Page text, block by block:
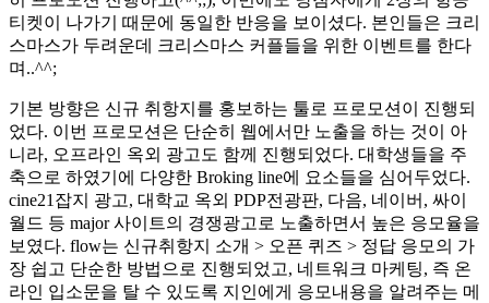
티켓이 나가기 때문에 동일한 반응을 보이셨다. 본인들은 크리
스마스가 두려운데 크리스마스 커플들을 위한 이벤트를 한다
며..^^;
기본 방향은 신규 취항지를 홍보하는 툴로 프로모션이 진행되
었다. 이번 프로모션은 단순히 웹에서만 노출을 하는 것이 아
니라, 오프라인 옥외 광고도 함께 진행되었다. 대학생들을 주
축으로 하였기에 다양한 Broking line에 요소들을 심어두었다.
cine21잡지 광고, 대학교 옥외 PDP전광판, 다음, 네이버, 싸이
월드 등 major 사이트의 경쟁광고로 노출하면서 높은 응모율을
보였다. flow는 신규취항지 소개 > 오픈 퀴즈 > 정답 응모의 가
장 쉽고 단순한 방법으로 진행되었고, 네트워크 마케팅, 즉 온
라인 입소문을 탈 수 있도록 지인에게 응모내용을 알려주는 메